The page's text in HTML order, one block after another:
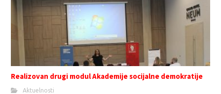
Realizovan drugi modul Akademije socijalne demokratije
Aktuelnosti